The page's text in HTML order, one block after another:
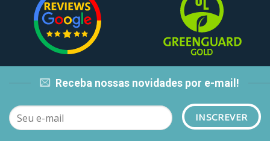
Receba nossas novidades por e-mail!